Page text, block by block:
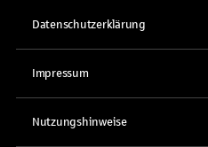
Datenschutzerklärung
Impressum
Nutzungshinweise